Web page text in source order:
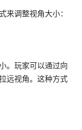
来调整视角大小：
。玩家可以通过向
远视角。这种方式